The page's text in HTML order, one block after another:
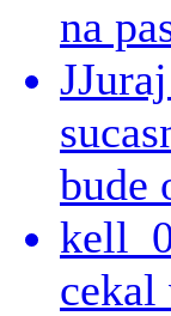
na
bude
cekal